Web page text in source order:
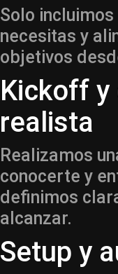
Solo
necesitas y
objetivos
Kickoff
realista
Realizamos
conocerte y
definimos
alcanzar.
Setup y